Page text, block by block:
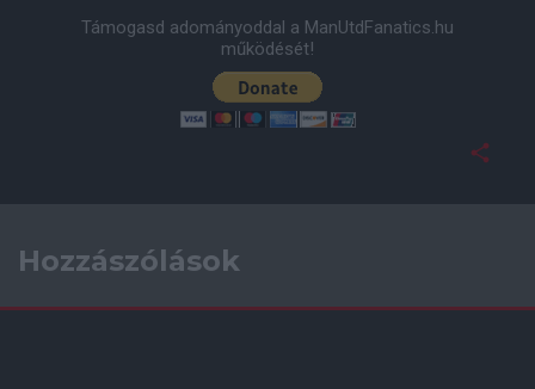
Támogasd adományoddal a ManUtdFanatics.hu
működését!
Hozzászólások